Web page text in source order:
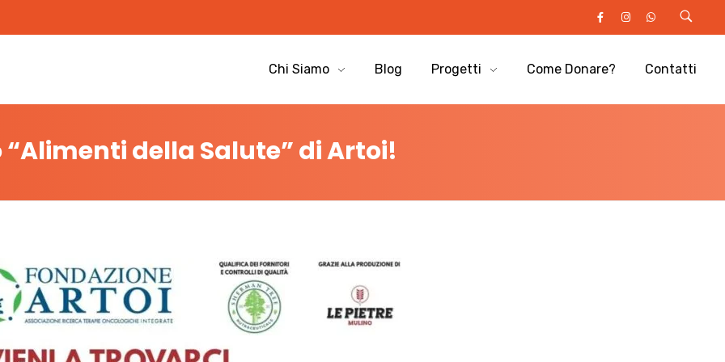
Chi Siamo Blog Progetti Come Donare? Contatti
“Alimenti della Salute” di Artoi!